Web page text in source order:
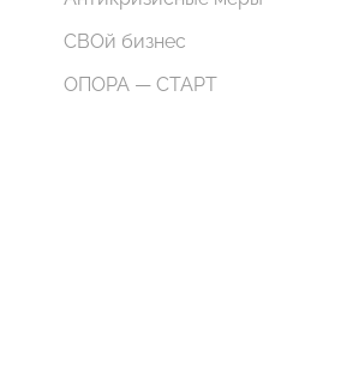
СВОй бизнес
ОПОРА — СТАРТ